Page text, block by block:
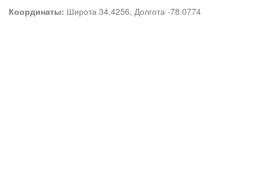
Координаты: Широта 34.4256, Долгота -78.0774